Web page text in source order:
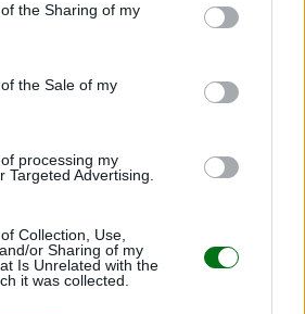
the Sharing of my
the Sale of my
processing my
Targeted Advertising.
Collection, Use,
or Sharing of my
Is Unrelated with the
it was collected.
en dos idiomas desde el
beneficia o lo confunde?
era mi hijo": despertó del coma
LEER